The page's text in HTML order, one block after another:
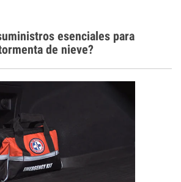
esenciales para
de nieve?